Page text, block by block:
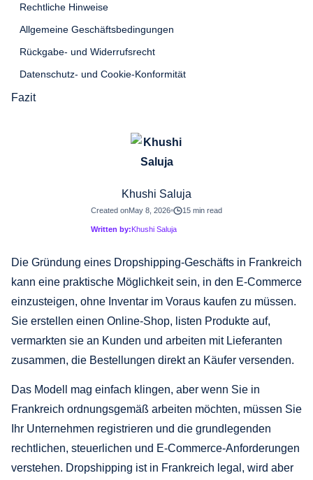
Khushi Saluja
Created onMay 8, 2026 15 min read
Written by:Khushi Saluja
Die Gründung eines Dropshipping-Geschäfts in Frankreich
kann eine praktische Möglichkeit sein, in den E-Commerce
einzusteigen, ohne Inventar im Voraus kaufen zu müssen.
Sie erstellen einen Online-Shop, listen Produkte auf,
vermarkten sie an Kunden und arbeiten mit Lieferanten
zusammen, die Bestellungen direkt an Käufer versenden.
Das Modell mag einfach klingen, aber wenn Sie in
Frankreich ordnungsgemäß arbeiten möchten, müssen Sie
Ihr Unternehmen registrieren und die grundlegenden
rechtlichen, steuerlichen und E-Commerce-Anforderungen
verstehen. Dropshipping ist in Frankreich legal, wird aber
Rechtliche Hinweise
Allgemeine Geschäftsbedingungen
Rückgabe- und Widerrufsrecht
Datenschutz- und Cookie-Konformität
Fazit